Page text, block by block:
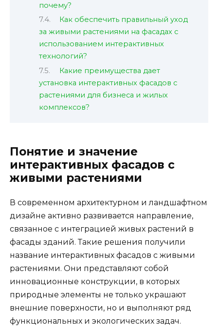
почему?
Как обеспечить правильный уход
за живыми растениями на фасадах с
использованием интерактивных
технологий?
Какие преимущества дает
установка интерактивных фасадов с
растениями для бизнеса и жилых
комплексов?
Понятие и значение
интерактивных фасадов с
живыми растениями
В современном архитектурном и ландшафтном
дизайне активно развивается направление,
связанное с интеграцией живых растений в
фасады зданий. Такие решения получили
название интерактивных фасадов с живыми
растениями. Они представляют собой
инновационные конструкции, в которых
природные элементы не только украшают
внешние поверхности, но и выполняют ряд
функциональных и экологических задач.